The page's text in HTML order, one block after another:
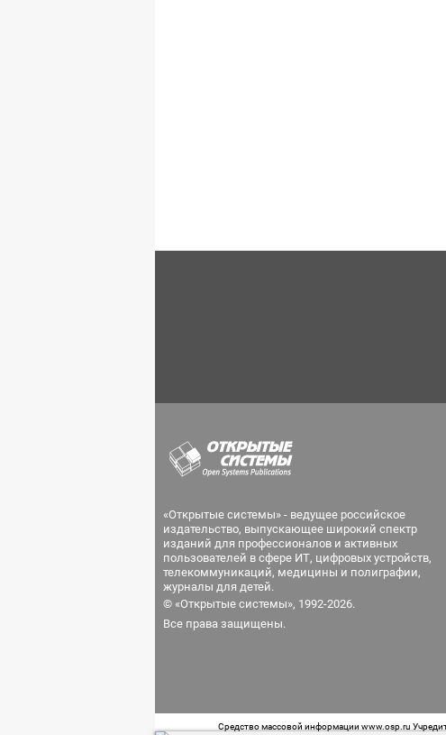
«Открытые системы» - ведущее российское
издательство, выпускающее широкий спектр
изданий для профессионалов и активных
пользователей в сфере ИТ, цифровых устройств,
телекоммуникаций, медицины и полиграфии,
журналы для детей.
© «Открытые системы», 1992-2026.
Все права защищены.
Средство массовой информации www.osp.ru